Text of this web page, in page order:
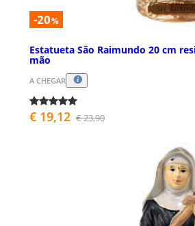
-20%
Estatueta São Raimundo 20 cm
mão
A CHEGAR
€ 19,12 € 23,90